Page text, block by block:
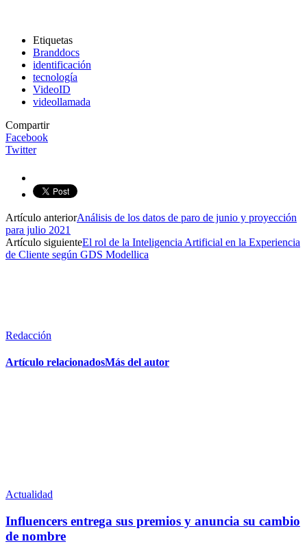
Etiquetas
Branddocs
identificación
tecnología
VideoID
videollamada
Compartir
Facebook
Twitter
Artículo anteriorAnálisis de los datos de paro de junio y proyección
para julio 2021
Artículo siguienteEl rol de la Inteligencia Artificial en la Experiencia
de Cliente según GDS Modellica
Redacción
Artículo relacionadosMás del autor
Actualidad
Influencers entrega sus premios y anuncia su cambio
de nombre